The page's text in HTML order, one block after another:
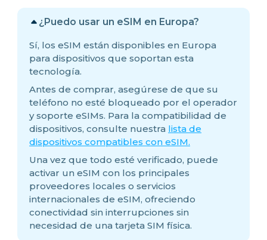
¿Puedo usar un eSIM en Europa?
Sí, los eSIM están disponibles en Europa
para dispositivos que soportan esta
tecnología.
Antes de comprar, asegúrese de que su
teléfono no esté bloqueado por el operador
y soporte eSIMs. Para la compatibilidad de
dispositivos, consulte nuestra lista de
dispositivos compatibles con eSIM.
Una vez que todo esté verificado, puede
activar un eSIM con los principales
proveedores locales o servicios
internacionales de eSIM, ofreciendo
conectividad sin interrupciones sin
necesidad de una tarjeta SIM física.